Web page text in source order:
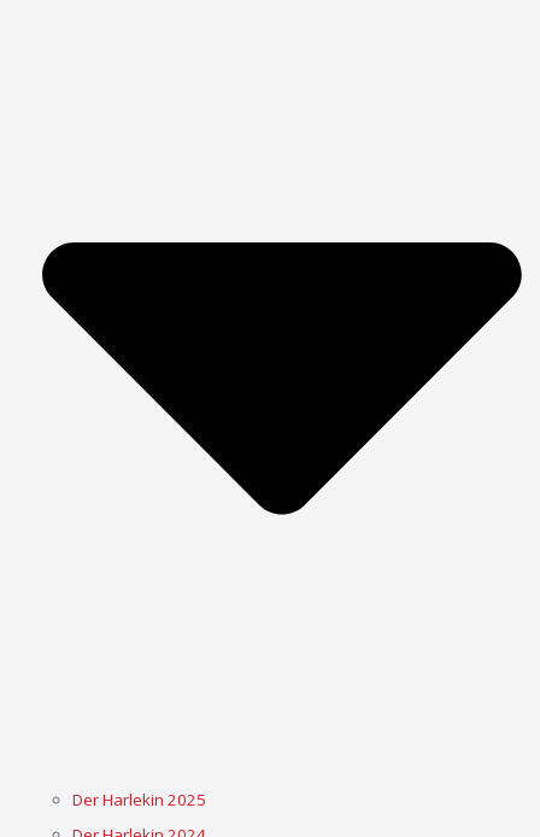
Der Harlekin 2025